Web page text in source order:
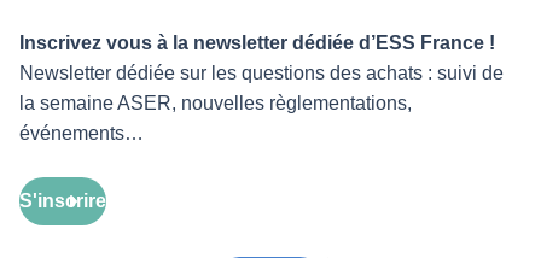
Inscrivez vous à la newsletter dédiée d’ESS France !
Newsletter dédiée sur les questions des achats : suivi de
la semaine ASER, nouvelles règlementations,
événements…
S'inscrire